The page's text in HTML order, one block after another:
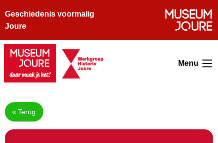
Geschiedenis voormalig
Joure
Menu
« Terug